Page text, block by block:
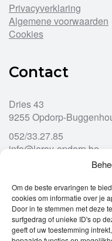
Om de beste ervaringen te
cookies om informatie over je
Door in te stemmen met deze
surfgedrag of unieke ID's op
geeft of uw toestemming
Privacyverklaring
Algemene voorwaarden
Cookies
Contact
Dries 43
9255 Opdorp-
052/33.27.85
info@leroy-opdorp.be
Ma
gesloten
Di
9u – 12u
13u –